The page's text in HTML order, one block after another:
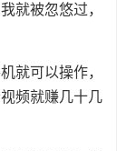
就被忽悠过，
就可以操作，
频就赚几十几